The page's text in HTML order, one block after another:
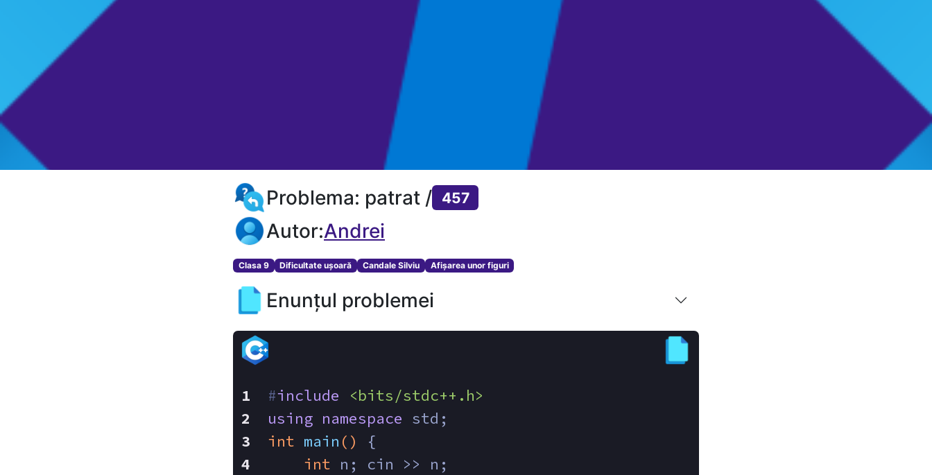
Problema: patrat / 457
Autor:Andrei
Clasa 9 Dificultate ușoară Candale Silviu Afișarea unor figuri
Enunțul problemei
#include
<bits/stdc++.h>
using namespace std;
int main ()
{
int n; cin >> n;